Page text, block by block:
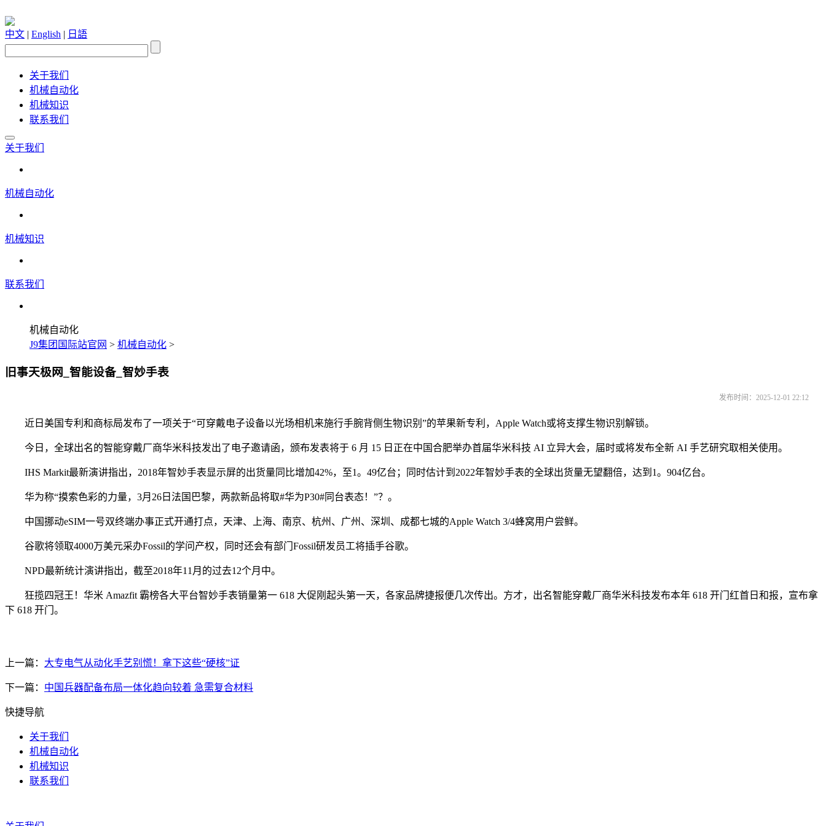
中文 | English | 日語
关于我们
机械自动化
机械知识
联系我们
关于我们
机械自动化
机械知识
联系我们
机械自动化
J9集团国际站官网 > 机械自动化 >
旧事天极网_智能设备_智妙手表
发布时间：2025-12-01 22:12
近日美国专利和商标局发布了一项关于“可穿戴电子设备以光场相机来施行手腕背侧生物识别”的苹果新专利，Apple Watch或将支撑生物识别解锁。
今日，全球出名的智能穿戴厂商华米科技发出了电子邀请函，颁布发表将于 6 月 15 日正在中国合肥举办首届华米科技 AI 立异大会，届时或将发布全新 AI 手艺研究取相关使用。
IHS Markit最新演讲指出，2018年智妙手表显示屏的出货量同比增加42%，至1。49亿台；同时估计到2022年智妙手表的全球出货量无望翻倍，达到1。904亿台。
华为称“摸索色彩的力量，3月26日法国巴黎，两款新品将取#华为P30#同台表态！”？。
中国挪动eSIM一号双终端办事正式开通打点，天津、上海、南京、杭州、广州、深圳、成都七城的Apple Watch 3/4蜂窝用户尝鲜。
谷歌将领取4000万美元采办Fossil的学问产权，同时还会有部门Fossil研发员工将插手谷歌。
NPD最新统计演讲指出，截至2018年11月的过去12个月中。
狂揽四冠王！华米 Amazfit 霸榜各大平台智妙手表销量第一 618 大促刚起头第一天，各家品牌捷报便几次传出。方才，出名智能穿戴厂商华米科技发布本年 618 开门红首日和报，宣布拿
下 618 开门。
上一篇： 大专电气从动化手艺别慌！拿下这些“硬核”证
下一篇： 中国兵器配备布局一体化趋向较着 急需复合材料
快捷导航
关于我们
机械自动化
机械知识
联系我们